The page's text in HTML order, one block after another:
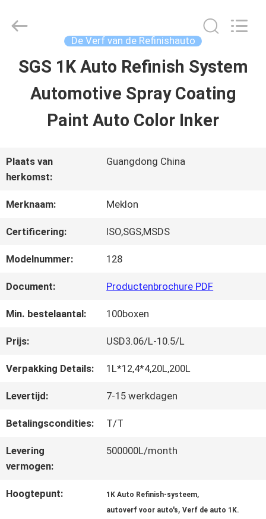
THUIS
PRODUCTEN
VIDEOS
OVER
ONS
KWALITEITSCONTROLE
CONTACTEER
ONS
NIEUWS
VRAAG
EEN
Meklon
De Verf van de Refinishauto
SGS 1K Auto Refinish System
Automotive Spray Coating
Paint Auto Color Inker
Plaats van
herkomst:
Guangdong China
Merknaam: Meklon
Certificering: ISO,SGS,MSDS
Modelnummer: 128
Document: Productenbrochure PDF
Min. bestelaantal: 100boxen
Prijs: USD3.06/L-10.5/L
Verpakking Details: 1L*12,4*4,20L,200L
Levertijd: 7-15 werkdagen
Betalingscondities: T/T
Levering
vermogen:
500000L/month
Hoogtepunt: 1K Auto Refinish-systeem,
autoverf voor auto's,Verf de auto 1K.